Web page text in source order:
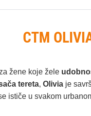
CTM
žene koje žele
tereta, Olivia je
ističe u svakom